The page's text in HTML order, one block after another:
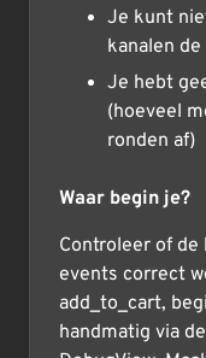
Je kunt
kanalen
Je hebt
(hoeveel
ronden af)
Waar begin je?
Controleer of
events correct
add_to_cart,
handmatig via